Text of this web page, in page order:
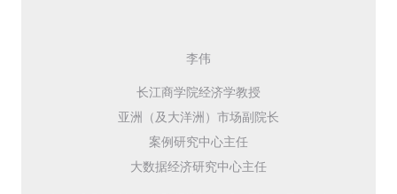
李伟
长江商学院经济学教授
亚洲（及大洋洲）市场副院长
案例研究中心主任
大数据经济研究中心主任